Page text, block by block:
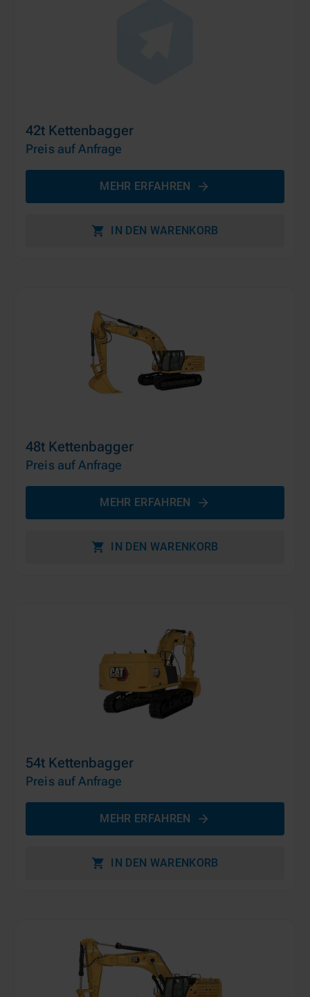
42t Kettenbagger
Preis auf Anfrage
MEHR ERFAHREN
IN DEN WARENKORB
48t Kettenbagger
Preis auf Anfrage
MEHR ERFAHREN
IN DEN WARENKORB
54t Kettenbagger
Preis auf Anfrage
MEHR ERFAHREN
IN DEN WARENKORB